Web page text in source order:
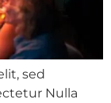
sed
Nulla